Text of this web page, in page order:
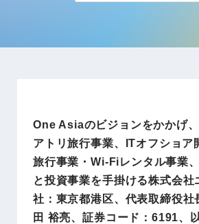
One Asiaのビジョンをかかげ
アトリ旅行事業、ITオフショア
旅行事業・Wi-Fiレンタル事業
と投資事業を手掛ける株式会社
社：東京都港区、代表取締役社
田 裕亮、証券コード：6191、